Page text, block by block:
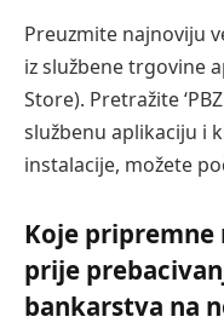
Preuzmite najnoviju
iz službene trgovine
Store). Pretražite
službenu aplikaciju i
instalacije, možete
Koje
prije
bankarstva na